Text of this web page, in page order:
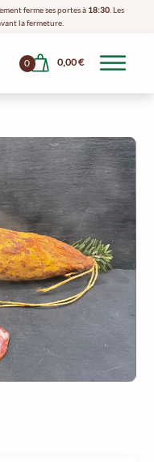
ferme ses portes à 18:30. Les
la fermeture.
0,00€
0